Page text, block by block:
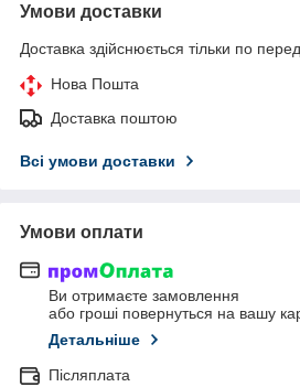
Умови доставки
Доставка здійснюється тільки по
Нова Пошта
Доставка поштою
Всі умови доставки
Умови оплати
Ви отримаєте замовлення
або гроші повернуться на вашу
Детальніше
Післяплата